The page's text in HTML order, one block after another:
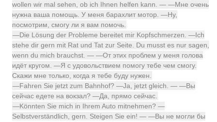
wollen wir mal sehen, ob ich Ihnen helfen kann. — —Мне очень
нужна ваша помощь. У меня барахлит мотор. —Ну,
посмотрим, смогу ли я вам помочь.
—Die Lösung der Probleme bereitet mir Kopfschmerzen. —Ich
stehe dir gern mit Rat und Tat zur Seite. Du musst es nur sagen,
wenn du mich brauchst. — —От этих проблем у меня голова
идёт кругом. —Я с удовольствием помогу тебе чем смогу.
Скажи мне только, когда я тебе буду нужен.
—Fahren Sie jetzt zum Bahnhof? —Ja, jetzt gleich. — —Вы
сейчас едете на вокзал? —Да, прямо сейчас.
—Könnten Sie mich in Ihrem Auto mitnehmen? —
Selbstverständlich, gern. Steigen Sie ein! — —Вы не могли бы